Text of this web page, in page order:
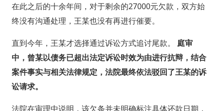
在此之后的十余年间，对于剩余的27000元欠款，双方始
终没有沟通处理，王某也没有再进行催要。
直到今年，王某才选择通过诉讼方式追讨尾款。 庭审
中，曾某以债务已超出法定诉讼时效为由进行抗辩，结合
案件事实与相关法律规定，法院最终依法驳回了王某的诉
讼请求。
法院在审理中说明，该欠条并未明确标注具体还款日期，